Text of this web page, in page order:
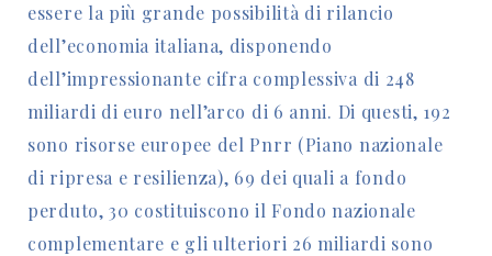
essere la più grande possibilità di rilancio
dell’economia italiana, disponendo
dell’impressionante cifra complessiva di 248
miliardi di euro nell’arco di 6 anni. Di questi, 192
sono risorse europee del Pnrr (Piano nazionale
di ripresa e resilienza), 69 dei quali a fondo
perduto, 30 costituiscono il Fondo nazionale
complementare e gli ulteriori 26 miliardi sono